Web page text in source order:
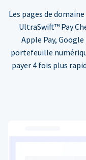
Les pages de
UltraSwift™ Pay
Apple Pay,
portefeuille
payer 4 fois plus